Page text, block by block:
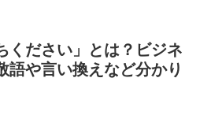
ください」とは？ビジネ
語や言い換えなど分かり